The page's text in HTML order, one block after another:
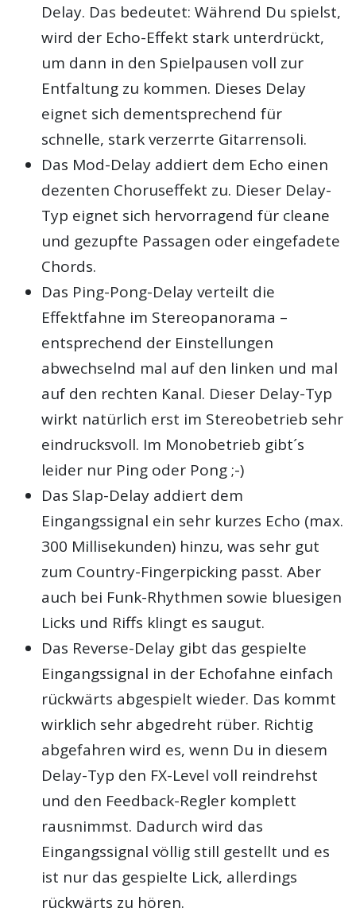
Delay. Das bedeutet: Während Du spielst,
wird der Echo-Effekt stark unterdrückt,
um dann in den Spielpausen voll zur
Entfaltung zu kommen. Dieses Delay
eignet sich dementsprechend für
schnelle, stark verzerrte Gitarrensoli.
Das Mod-Delay addiert dem Echo einen
dezenten Choruseffekt zu. Dieser Delay-
Typ eignet sich hervorragend für cleane
und gezupfte Passagen oder eingefadete
Chords.
Das Ping-Pong-Delay verteilt die
Effektfahne im Stereopanorama –
entsprechend der Einstellungen
abwechselnd mal auf den linken und mal
auf den rechten Kanal. Dieser Delay-Typ
wirkt natürlich erst im Stereobetrieb sehr
eindrucksvoll. Im Monobetrieb gibt´s
leider nur Ping oder Pong ;-)
Das Slap-Delay addiert dem
Eingangssignal ein sehr kurzes Echo (max.
300 Millisekunden) hinzu, was sehr gut
zum Country-Fingerpicking passt. Aber
auch bei Funk-Rhythmen sowie bluesigen
Licks und Riffs klingt es saugut.
Das Reverse-Delay gibt das gespielte
Eingangssignal in der Echofahne einfach
rückwärts abgespielt wieder. Das kommt
wirklich sehr abgedreht rüber. Richtig
abgefahren wird es, wenn Du in diesem
Delay-Typ den FX-Level voll reindrehst
und den Feedback-Regler komplett
rausnimmst. Dadurch wird das
Eingangssignal völlig still gestellt und es
ist nur das gespielte Lick, allerdings
rückwärts zu hören.